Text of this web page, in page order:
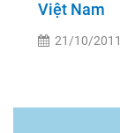
Việt Nam
21/10/2011